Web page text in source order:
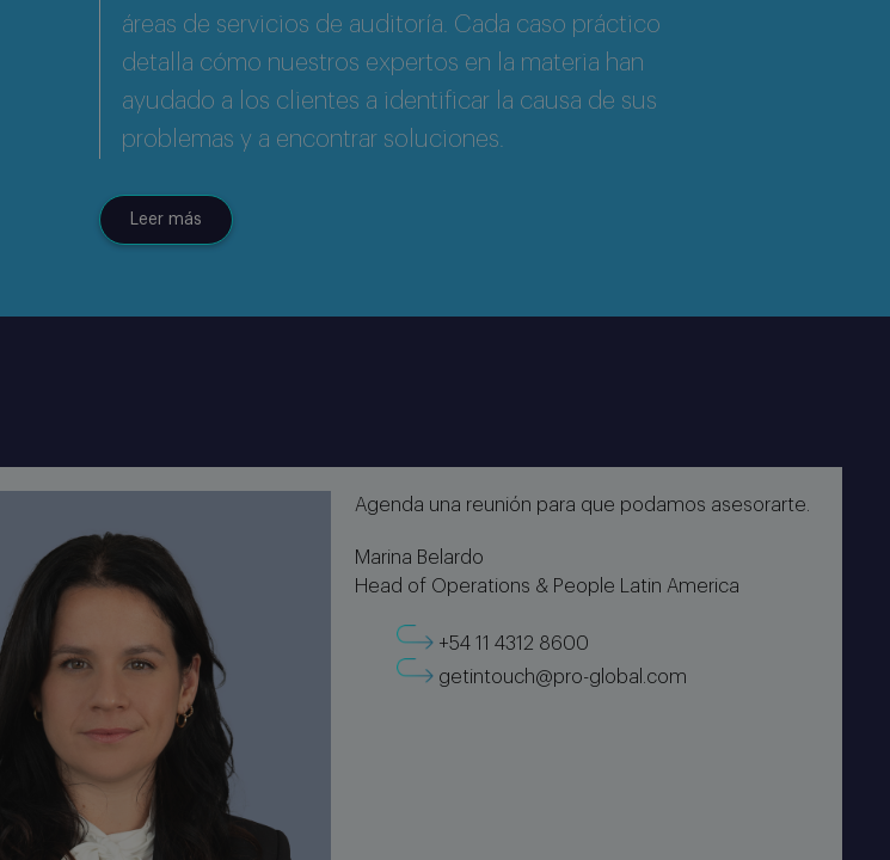
áreas de servicios de auditoría. Cada caso práctico
detalla cómo nuestros expertos en la materia han
ayudado a los clientes a identificar la causa de sus
problemas y a encontrar soluciones.
Leer más
Agenda una reunión para que podamos asesorarte.
Marina Belardo
Head of Operations & People Latin America
+54 11 4312 8600
getintouch@pro-global.com